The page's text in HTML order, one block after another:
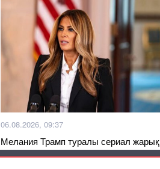
06.08.2026, 09:37
Мелания Трамп туралы сериал жарық
көреді